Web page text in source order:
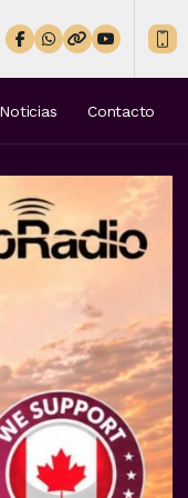
Noticias Contacto